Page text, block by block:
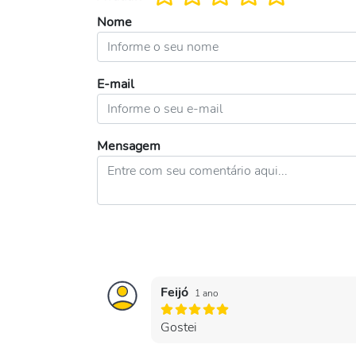
Nome
E-mail
Mensagem
Feijó 1 ano
Gostei